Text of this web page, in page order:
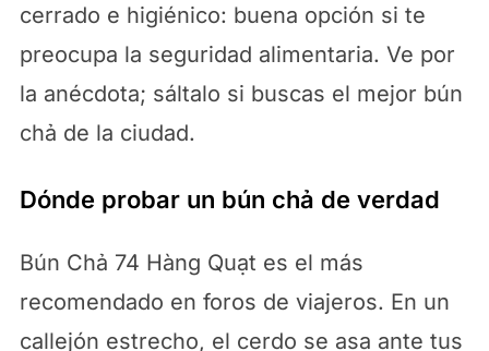
cerrado e higiénico: buena opción si te
preocupa la seguridad alimentaria. Ve por
la anécdota; sáltalo si buscas el mejor bún
chả de la ciudad.
Dónde probar un bún chả de verdad
Bún Chả 74 Hàng Quạt es el más
recomendado en foros de viajeros. En un
callejón estrecho, el cerdo se asa ante tus